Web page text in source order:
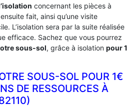
concernant les pièces à
fait, ainsi qu’une visite
L’isolation sera par la suite réalisée
efficace. Sachez que vous pourrez
sous-sol, grâce à isolation pour 1
SOUS-SOL POUR 1€
DE RESSOURCES À